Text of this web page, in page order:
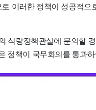
로 이러한 정책이 성공적으
식량정책관실에 문의할
정책이 국무회의를 통과